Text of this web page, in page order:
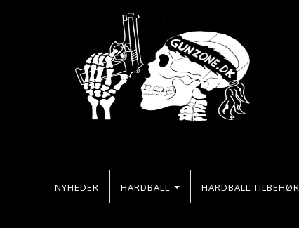
NYHEDER HARDBALL HARDBALL TILBEHØR